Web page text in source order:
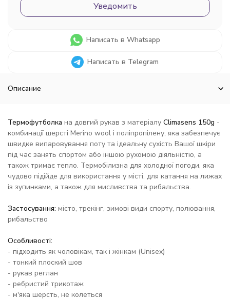
Уведомить
Написать в Whatsapp
Написать в Telegram
Описание
Термофутболка на довгий рукав з матеріалу Climasens 150g -
комбинації шерсті Merino wool і поліпропілену, яка забезпечує
швидке випаровування поту та ідеальну сухість Вашої шкіри
під час занять спортом або іншою рухомою діяльністю, а
також тримає тепло. Термобілизна для холодної погоди, яка
чудово підійде для використання у місті, для катання на лижах
із зупинками, а також для мисливства та рибальства.
Застосування: місто, трекінг, зимові види спорту, полювання,
рибальство
Особливості:
- підходить як чоловікам, так і жінкам (Unisex)
- тонкий плоский шов
- рукав реглан
- ребристий трикотаж
- м'яка шерсть, не колеться